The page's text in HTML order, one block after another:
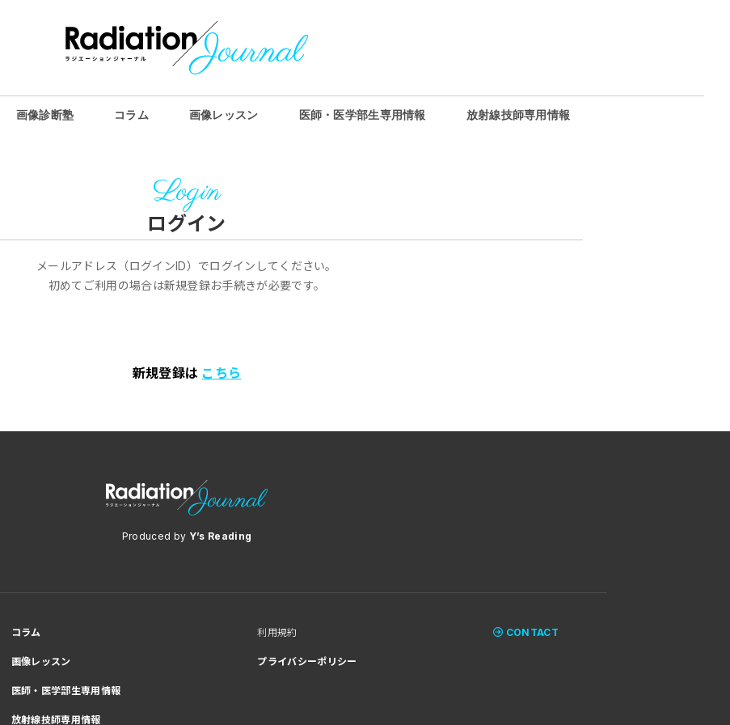
画像診断塾 コラム 画像レッスン 医師・医学部生専用情報 放射線技師専用情報
セミナー情報
医師・医学部生専用情報
CONTACT
利用規約 個人情報保護方針
Login
ログイン
メールアドレス（ログインID）でログインしてください。
初めてご利用の場合は新規登録お手続きが必要です。
新規登録は こちら
Produced by Y’s Reading
コラム
画像レッスン
医師・医学部生専用情報
放射線技師専用情報
利用規約
プライバシーポリシー
CONTACT